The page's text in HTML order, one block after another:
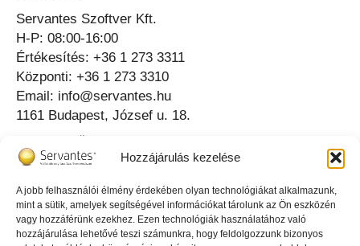
Hozzájárulás kezelése
A jobb felhasználói élmény érdekében olyan technológiákat alkalmazunk,
mint a sütik, amelyek segítségével információkat tárolunk az Ön eszközén
vagy hozzáférünk ezekhez. Ezen technológiák használatához való
hozzájárulása lehetővé teszi számunkra, hogy feldolgozzunk bizonyos
Servantes Szoftver Kft.
H-P: 08:00-16:00
Értékesítés: +36 1 273 3311
Központi: +36 1 273 3310
Email: info@servantes.hu
1161 Budapest, József u. 18.
Online Ügyfélszolgálat ⟶
Az igazgató tud erről